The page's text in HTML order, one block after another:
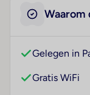
Waarom
Gelegen in
Gratis WiFi